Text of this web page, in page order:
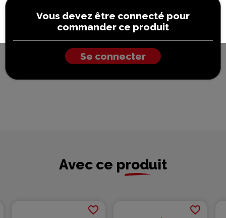
Vous devez être connecté pour
commander ce produit
Se connecter
Avec ce produit
favorite_border favorite_border